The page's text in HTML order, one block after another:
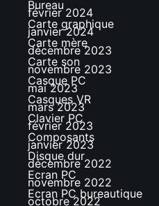
février 2024
janvier 2024
décembre 2023
novembre 2023
mai 2023
mars 2023
février 2023
janvier 2023
décembre 2022
novembre 2022
octobre 2022
Bureau
Carte graphique
Carte mère
Carte son
Casque PC
Casques VR
Clavier PC
Composants
Disque dur
Ecran PC
Ecran PC bureautique